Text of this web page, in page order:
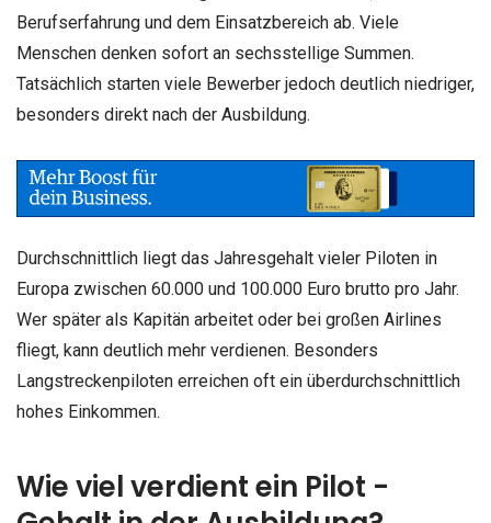
Berufserfahrung und dem Einsatzbereich ab. Viele
Menschen denken sofort an sechsstellige Summen.
Tatsächlich starten viele Bewerber jedoch deutlich niedriger,
besonders direkt nach der Ausbildung.
Durchschnittlich liegt das Jahresgehalt vieler Piloten in
Europa zwischen 60.000 und 100.000 Euro brutto pro Jahr.
Wer später als Kapitän arbeitet oder bei großen Airlines
fliegt, kann deutlich mehr verdienen. Besonders
Langstreckenpiloten erreichen oft ein überdurchschnittlich
hohes Einkommen.
Wie viel verdient ein Pilot -